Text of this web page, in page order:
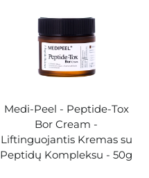
Medi-Peel - Peptide-Tox
Bor Cream -
Liftinguojantis Kremas su
Peptidų Kompleksu - 50g